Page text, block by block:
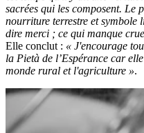
sacrées qui les composent. Le
nourriture terrestre et
dire merci ; ce qui manque
Elle conclut : « J'encourage
la Pietà de l’Espérance car
monde rural et l'agriculture ».